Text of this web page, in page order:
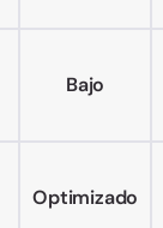
Bajo
Optimizado